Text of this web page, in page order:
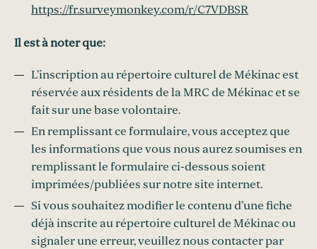
https://fr.surveymonkey.com/r/C7VDBSR
Il est à noter que:
L’inscription au répertoire culturel de Mékinac est
réservée aux résidents de la MRC de Mékinac et se
fait sur une base volontaire.
En remplissant ce formulaire, vous acceptez que
les informations que vous nous aurez soumises en
remplissant le formulaire ci-dessous soient
imprimées/publiées sur notre site internet.
Si vous souhaitez modifier le contenu d’une fiche
déjà inscrite au répertoire culturel de Mékinac ou
signaler une erreur, veuillez nous contacter par